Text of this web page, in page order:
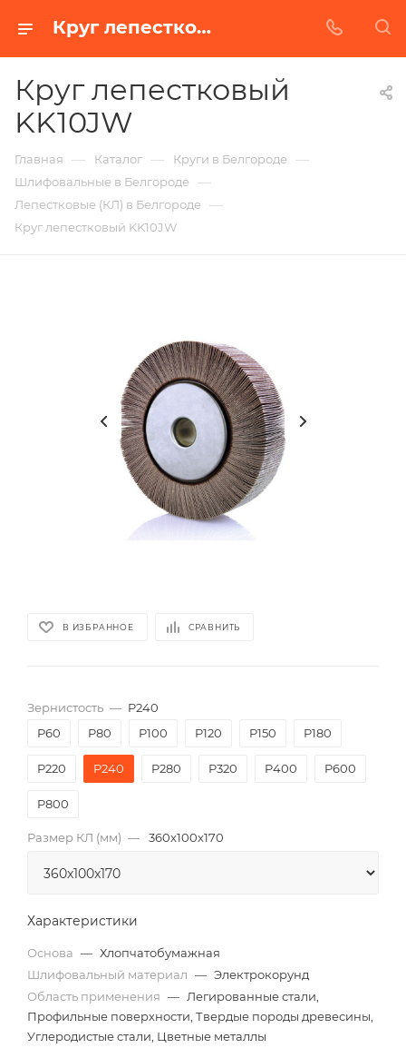
Круг лепестковый KK10JW в Белгороде | Купить по недорогой цене от Абразивного Завода
Круг лепестковый
KK10JW
Главная — Каталог — Круги в Белгороде —
Шлифовальные в Белгороде —
Лепестковые (КЛ) в Белгороде —
Круг лепестковый KK10JW
В ИЗБРАННОЕ СРАВНИТЬ
Зернистость — P240
P60
P80 P100 P120 P150 P180
P220 P240 P280 P320 P400 P600
P800
Размер КЛ (мм) — 360x100x170
Характеристики
Основа — Хлопчатобумажная
Шлифовальный материал — Электрокорунд
Область применения — Легированные стали,
Профильные поверхности, Твердые породы древесины,
Углеродистые стали, Цветные металлы